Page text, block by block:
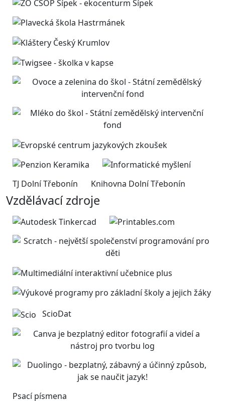
TJ Dolní Třebonín Knihovna Dolní Třebonín
Vzdělávací zdroje
ScioDat
Psací písmena